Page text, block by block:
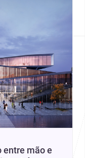
entre mão e